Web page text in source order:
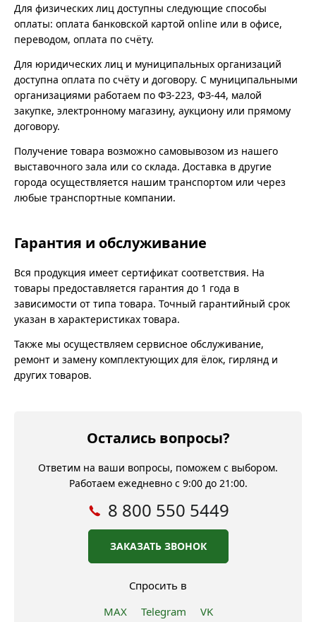
Для физических лиц доступны следующие способы
оплаты: оплата банковской картой online или в офисе,
переводом, оплата по счёту.
Для юридических лиц и муниципальных организаций
доступна оплата по счёту и договору. С муниципальными
организациями работаем по ФЗ-223, ФЗ-44, малой
закупке, электронному магазину, аукциону или прямому
договору.
Получение товара возможно самовывозом из нашего
выставочного зала или со склада. Доставка в другие
города осуществляется нашим транспортом или через
любые транспортные компании.
Гарантия и обслуживание
Вся продукция имеет сертификат соответствия. На
товары предоставляется гарантия до 1 года в
зависимости от типа товара. Точный гарантийный срок
указан в характеристиках товара.
Также мы осуществляем сервисное обслуживание,
ремонт и замену комплектующих для ёлок, гирлянд и
других товаров.
Остались вопросы?
Ответим на ваши вопросы, поможем с выбором.
Работаем ежедневно с 9:00 до 21:00.
8 800 550 5449
ЗАКАЗАТЬ ЗВОНОК
Спросить в
MAX
Telegram VK